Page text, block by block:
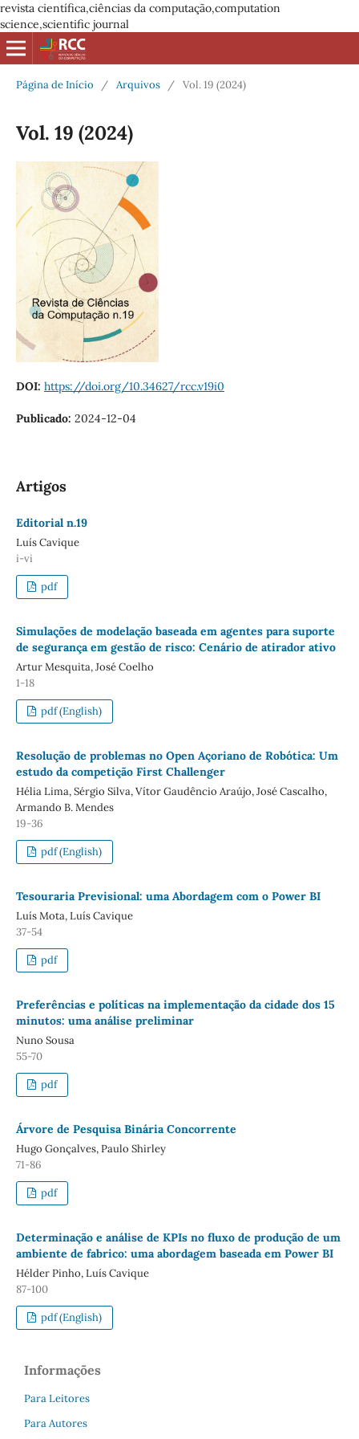
revista científica,ciências da computação,computation
science,scientific journal
Página de Início / Arquivos / Vol. 19 (2024)
Vol. 19 (2024)
DOI: https://doi.org/10.34627/rcc.v19i0
Publicado: 2024-12-04
Artigos
Editorial n.19
Luís Cavique
i-vi
pdf
Simulações de modelação baseada em agentes para suporte
de segurança em gestão de risco: Cenário de atirador ativo
Artur Mesquita, José Coelho
1-18
pdf (English)
Resolução de problemas no Open Açoriano de Robótica: Um
estudo da competição First Challenger
Hélia Lima, Sérgio Silva, Vítor Gaudêncio Araújo, José Cascalho,
Armando B. Mendes
19-36
pdf (English)
Tesouraria Previsional: uma Abordagem com o Power BI
Luís Mota, Luís Cavique
37-54
pdf
Preferências e políticas na implementação da cidade dos 15
minutos: uma análise preliminar
Nuno Sousa
55-70
pdf
Árvore de Pesquisa Binária Concorrente
Hugo Gonçalves, Paulo Shirley
71-86
pdf
Determinação e análise de KPIs no fluxo de produção de um
ambiente de fabrico: uma abordagem baseada em Power BI
Hélder Pinho, Luís Cavique
87-100
pdf (English)
Informações
Para Leitores
Para Autores